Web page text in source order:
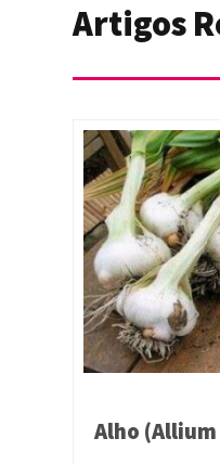
Artigos
Alho